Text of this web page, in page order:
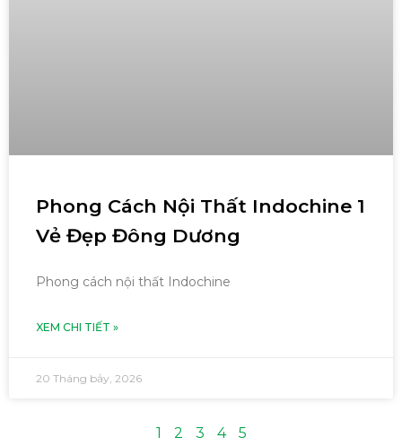
Phong Cách Nội Thất Indochine 1
Vẻ Đẹp Đông Dương
Phong cách nội thất Indochine
XEM CHI TIẾT »
20 Tháng bảy, 2026
1 2 3 4 5